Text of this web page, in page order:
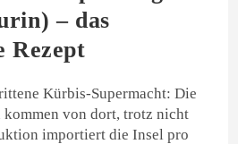
– das
Rezept
Kürbis-Supermacht: Die
kommen von dort, trotz nicht
importiert die Insel pro